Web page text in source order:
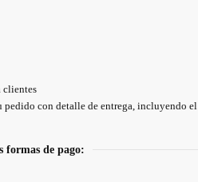
clientes
pedido con detalle de entrega, incluyendo el
formas de pago: